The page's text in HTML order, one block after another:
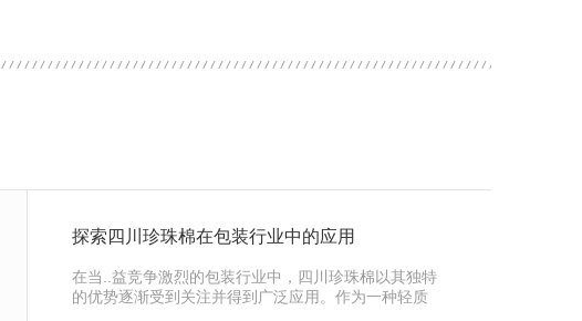
探索四川珍珠棉在包装行业中的应用
在当..益竞争激烈的包装行业中，四川珍珠棉以其独特
的优势逐渐受到关注并得到广泛应用。作为一种轻质